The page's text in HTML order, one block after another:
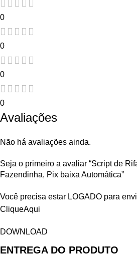
0
0
0
0
Avaliações
Não há avaliações ainda.
Seja o primeiro a avaliar “Script de
Fazendinha, Pix baixa Automática”
Você precisa estar LOGADO para
CliqueAqui
DOWNLOAD
ENTREGA DO PRODUTO